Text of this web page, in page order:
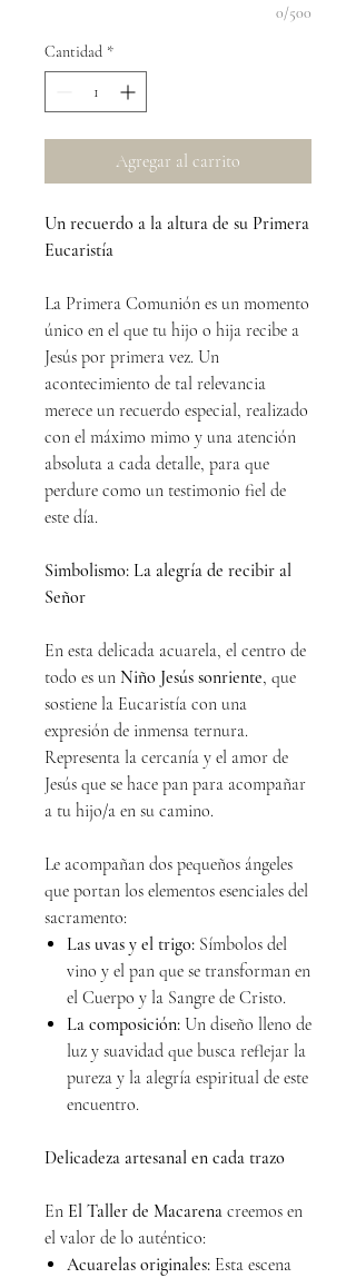
0/500
Cantidad *
Agregar al carrito
Un recuerdo a la altura de su Primera
Eucaristía
La Primera Comunión es un momento
único en el que tu hijo o hija recibe a
Jesús por primera vez. Un
acontecimiento de tal relevancia
merece un recuerdo especial, realizado
con el máximo mimo y una atención
absoluta a cada detalle, para que
perdure como un testimonio fiel de
este día.
Simbolismo: La alegría de recibir al
Señor
En esta delicada acuarela, el centro de
todo es un Niño Jesús sonriente, que
sostiene la Eucaristía con una
expresión de inmensa ternura.
Representa la cercanía y el amor de
Jesús que se hace pan para acompañar
a tu hijo/a en su camino.
Le acompañan dos pequeños ángeles
que portan los elementos esenciales del
sacramento:
Las uvas y el trigo: Símbolos del
vino y el pan que se transforman en
el Cuerpo y la Sangre de Cristo.
La composición: Un diseño lleno de
luz y suavidad que busca reflejar la
pureza y la alegría espiritual de este
encuentro.
Delicadeza artesanal en cada trazo
En El Taller de Macarena creemos en
el valor de lo auténtico:
Acuarelas originales: Esta escena